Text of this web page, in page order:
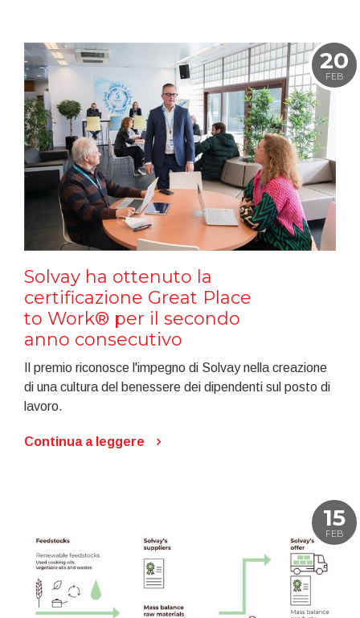
20
FEB
Solvay ha ottenuto la
certificazione Great Place
to Work® per il secondo
anno consecutivo
Il premio riconosce l'impegno di Solvay nella creazione
di una cultura del benessere dei dipendenti sul posto di
lavoro.
Continua a leggere
15
FEB